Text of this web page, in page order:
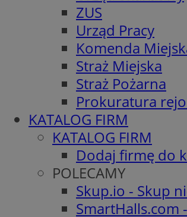
ZUS
Urząd Pracy
Komenda
Straż Miejska
Straż Pożarna
Prokuratura
KATALOG FIRM
KATALOG FIRM
Dodaj firmę do
POLECAMY
Skup.io - Skup
SmartHalls.com